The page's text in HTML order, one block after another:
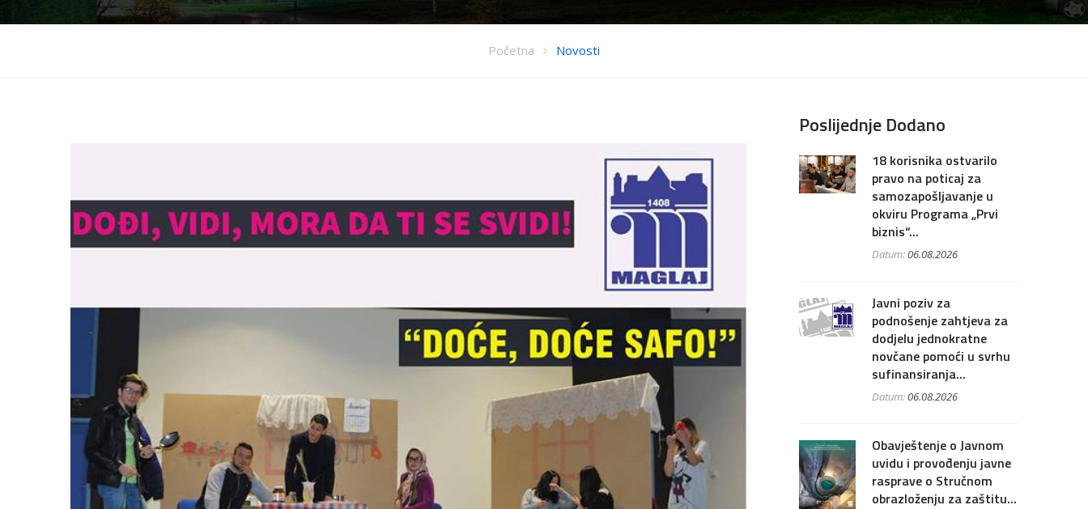
Početna Novosti
Poslijednje Dodano
18 korisnika ostvarilo
pravo na poticaj za
samozapošljavanje u
okviru Programa „Prvi
biznis“...
Datum:06.08.2026
Javni poziv za
podnošenje zahtjeva za
dodjelu jednokratne
novčane pomoći u svrhu
sufinansiranja...
Datum:06.08.2026
Obavještenje o Javnom
uvidu i provođenju javne
rasprave o Stručnom
obrazloženju za zaštitu...